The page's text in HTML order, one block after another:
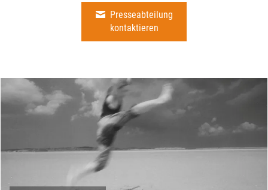
Presseabteilung
kontaktieren